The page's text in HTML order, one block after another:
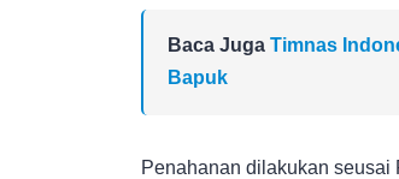
Baca Juga Timnas
Bapuk
Penahanan dilakukan seusai